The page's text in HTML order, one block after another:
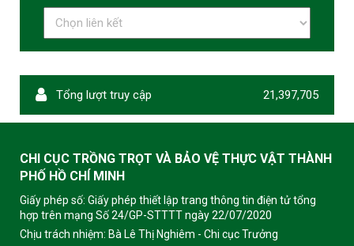
Tổng lượt truy cập 21,397,705
CHI CỤC TRỒNG TRỌT VÀ BẢO VỆ THỰC VẬT THÀNH
PHỐ HỒ CHÍ MINH
Giấy phép số: Giấy phép thiết lập trang thông tin điện tử tổng
hợp trên mạng Số 24/GP-STTTT ngày 22/07/2020
Chịu trách nhiệm: Bà Lê Thị Nghiêm - Chi cục Trưởng